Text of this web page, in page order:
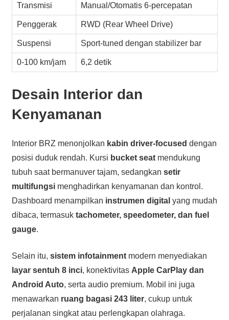
Transmisi Manual/Otomatis 6-percepatan
Penggerak RWD (Rear Wheel Drive)
Suspensi Sport-tuned dengan stabilizer bar
0-100 km/jam 6,2 detik
Desain Interior dan
Kenyamanan
Interior BRZ menonjolkan kabin driver-focused dengan
posisi duduk rendah. Kursi bucket seatmendukung
tubuh saat bermanuver tajam, sedangkan setir
multifungsimenghadirkan kenyamanan dan kontrol.
Dashboard menampilkan instrumen digital yang mudah
dibaca, termasuk tachometer, speedometer, dan fuel
gauge.
Selain itu, sistem infotainmentmodern menyediakan
layar sentuh 8 inci, konektivitas Apple CarPlay dan
Android Auto, serta audio premium. Mobil ini juga
menawarkan ruang bagasi 243 liter, cukup untuk
perjalanan singkat atau perlengkapan olahraga.